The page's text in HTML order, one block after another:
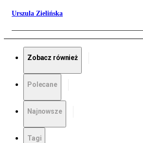
Urszula Zielińska
Zobacz również
Polecane
Najnowsze
Tagi